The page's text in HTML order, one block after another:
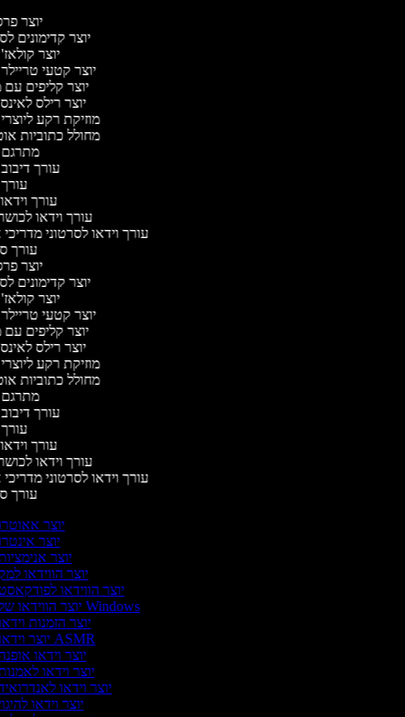
יוצר
יוצר קדימונים
יוצר
יוצר קטעי
יוצר קליפים
יוצר רילס
מוזיקת רקע
מחולל כתוביות
עורך
עורך
עורך וידאו
עורך וידאו לסרטוני
עורך
יוצר
יוצר קדימונים
יוצר
יוצר קטעי
יוצר קליפים
יוצר רילס
מוזיקת רקע
מחולל כתוביות
עורך
עורך
עורך וידאו
עורך וידאו לסרטוני
עורך
יוצר
יוצר
יוצר
יוצר הווידאו
יוצר הווידאו
יוצר הווידאו של Windows
יוצר הזמנות
יוצר וידאו ASMR
יוצר וידאו
יוצר וידאו
יוצר וידאו
יוצר וידאו